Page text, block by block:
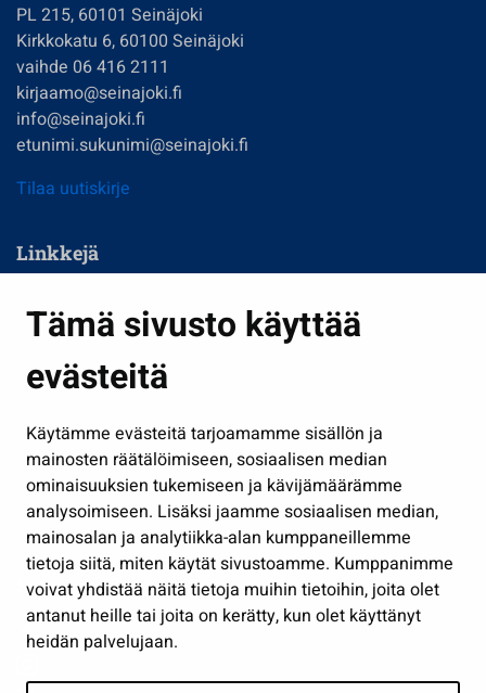
Tämä sivusto käyttää
evästeitä
Käytämme evästeitä tarjoamamme sisällön ja
mainosten räätälöimiseen, sosiaalisen median
ominaisuuksien tukemiseen ja kävijämäärämme
analysoimiseen. Lisäksi jaamme sosiaalisen median,
mainosalan ja analytiikka-alan kumppaneillemme
tietoja siitä, miten käytät sivustoamme. Kumppanimme
voivat yhdistää näitä tietoja muihin tietoihin, joita olet
antanut heille tai joita on kerätty, kun olet käyttänyt
heidän palvelujaan.
PL 215, 60101 Seinäjoki
Kirkkokatu 6, 60100 Seinäjoki
vaihde 06 416 2111
kirjaamo@seinajoki.fi
info@seinajoki.fi
etunimi.sukunimi@seinajoki.fi
Tilaa uutiskirje
Linkkejä
Kasvatus ja opetus
Kulttuuri ja liikunta
Työ ja yrittäminen
Osallistu ja asioi
Näytä omat evästeasetukseni
Seuraa meitä